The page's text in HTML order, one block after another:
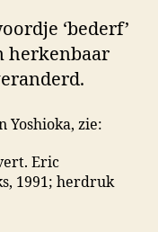
‘bederf’
herkenbaar
Yoshioka, zie:
Eric
1991; herdruk